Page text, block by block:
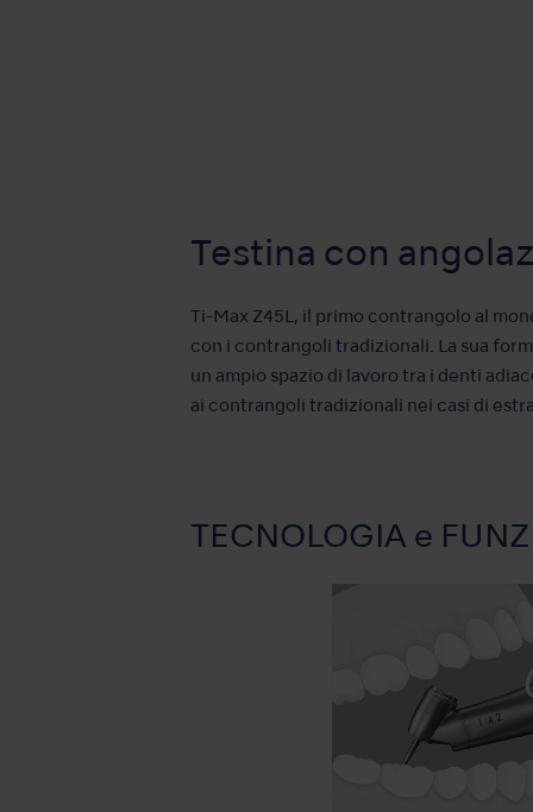
Testina con
Ti-Max Z45L, il primo contrangolo al
con i contrangoli tradizionali. La sua
un ampio spazio di lavoro tra i denti
ai contrangoli tradizionali nei casi di
TECNOLOGIA e